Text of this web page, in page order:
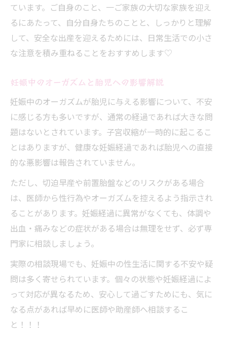
ています。ご自身のこと、一ご家族の大切な家族を迎え
るにあたって、自分自身たちのことと、しっかりと理解
して、安全な出産を迎えるためには、日常生活での小さ
な注意を積み重ねることをおすすめします♡
妊娠中のオーガズムと胎児への影響解説
妊娠中のオーガズムが胎児に与える影響について、不安
に感じる方も多いですが、通常の経過であれば大きな問
題はないとされています。子宮収縮が一時的に起こるこ
とはありますが、健康な妊娠経過であれば胎児への直接
的な悪影響は報告されていません。
ただし、切迫早産や前置胎盤などのリスクがある場合
は、医師から性行為やオーガズムを控えるよう指示され
ることがあります。妊娠経過に異常がなくても、体調や
出血・痛みなどの症状がある場合は無理をせず、必ず専
門家に相談しましょう。
実際の相談現場でも、妊娠中の性生活に関する不安や疑
問は多く寄せられています。個々の状態や妊娠経過によ
って対応が異なるため、安心して過ごすためにも、気に
なる点があれば早めに医師や助産師へ相談するこ
と！！！